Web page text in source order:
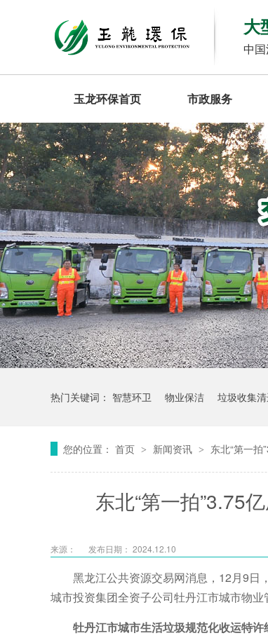
大
中
玉龙环保首页 市政服务
热门关键词： 智慧环卫 物业保洁 垃圾收集
您的位置： 首页 > 新闻资讯 > 东北“第一
东北“第一拍”3.75
来源： 发布日期： 2024.12.10
黑龙江公共资源交易网消息，12月9日
城市投资集团全资子公司牡丹江市城市物
牡丹江市城市生活垃圾规范化收运特